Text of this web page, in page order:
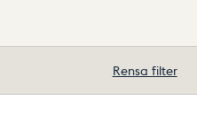
Rensa filter